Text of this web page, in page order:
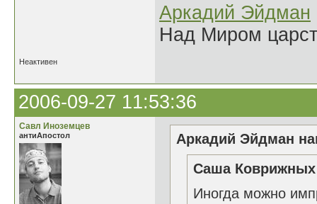
Аркадий Эйдман
Над Миром
Неактивен
2006-09-27 11:53:36
Савл Иноземцев
антиАпостол
Аркадий Эйдман
Саша Коврижных
Иногда можно